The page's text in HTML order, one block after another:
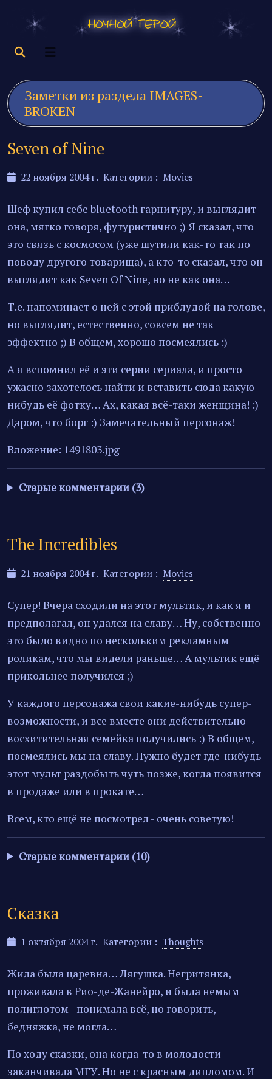
Заметки из раздела IMAGES-
BROKEN
Seven of Nine
22 ноября 2004 г. Категории : Movies
Шеф купил себе bluetooth гарнитуру, и выглядит
она, мягко говоря, футуристично ;) Я сказал, что
это связь с космосом (уже шутили как-то так по
поводу другого товарища), а кто-то сказал, что он
выглядит как Seven Of Nine, но не как она…
Т.е. напоминает о ней с этой приблудой на голове,
но выглядит, естественно, совсем не так
эффектно ;) В общем, хорошо посмеялись :)
А я вспомнил её и эти серии сериала, и просто
ужасно захотелось найти и вставить сюда какую-
нибудь её фотку… Ах, какая всё-таки женщина! :)
Даром, что борг :) Замечательный персонаж!
Вложение: 1491803.jpg
Старые комментарии (3)
The Incredibles
21 ноября 2004 г. Категории : Movies
Супер! Вчера сходили на этот мультик, и как я и
предполагал, он удался на славу… Ну, собственно
это было видно по нескольким рекламным
роликам, что мы видели раньше… А мультик ещё
прикольнее получился ;)
У каждого персонажа свои какие-нибудь супер-
возможности, и все вместе они действительно
восхитительная семейка получились :) В общем,
посмеялись мы на славу. Нужно будет где-нибудь
этот мульт раздобыть чуть позже, когда появится
в продаже или в прокате…
Всем, кто ещё не посмотрел - очень советую!
Старые комментарии (10)
Сказка
1 октября 2004 г. Категории : Thoughts
Жила была царевна… Лягушка. Негритянка,
проживала в Рио-де-Жанейро, и была немым
полиглотом - понимала всё, но говорить,
бедняжка, не могла…
По ходу сказки, она когда-то в молодости
заканчивала МГУ. Но не с красным дипломом. И